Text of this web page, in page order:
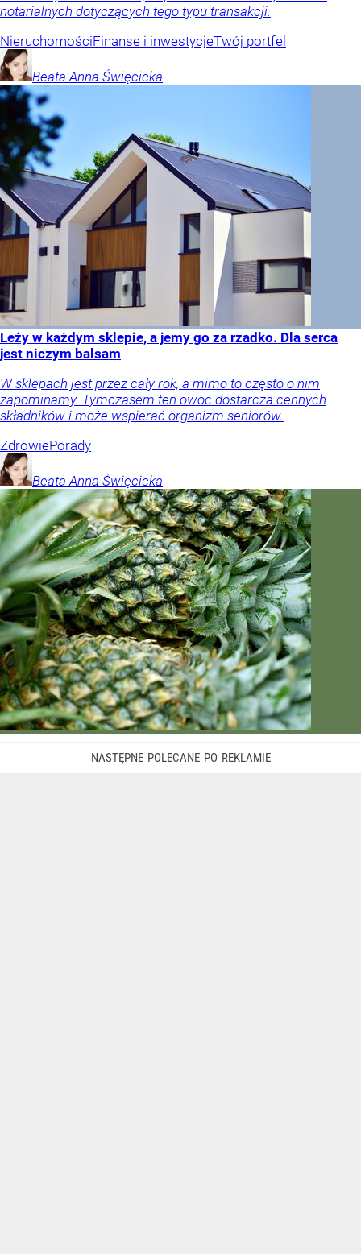
notarialnych dotyczących tego typu transakcji.
NieruchomościFinanse i inwestycjeTwój portfel
Beata Anna Święcicka
Leży w każdym sklepie, a jemy go za rzadko. Dla serca
jest niczym balsam
W sklepach jest przez cały rok, a mimo to często o nim
zapominamy. Tymczasem ten owoc dostarcza cennych
składników i może wspierać organizm seniorów.
ZdrowiePorady
Beata Anna Święcicka